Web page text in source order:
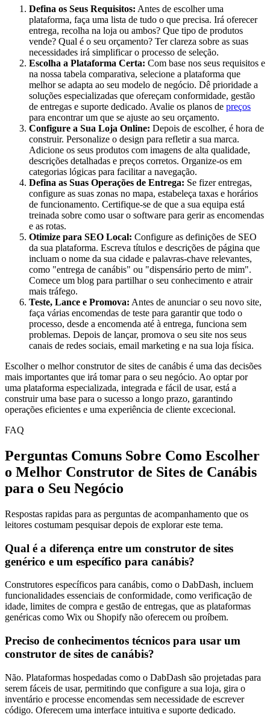
Defina os Seus Requisitos: Antes de escolher uma
plataforma, faça uma lista de tudo o que precisa. Irá oferecer
entrega, recolha na loja ou ambos? Que tipo de produtos
vende? Qual é o seu orçamento? Ter clareza sobre as suas
necessidades irá simplificar o processo de seleção.
Escolha a Plataforma Certa: Com base nos seus requisitos e
na nossa tabela comparativa, selecione a plataforma que
melhor se adapta ao seu modelo de negócio. Dê prioridade a
soluções especializadas que ofereçam conformidade, gestão
de entregas e suporte dedicado. Avalie os planos de preços
para encontrar um que se ajuste ao seu orçamento.
Configure a Sua Loja Online: Depois de escolher, é hora de
construir. Personalize o design para refletir a sua marca.
Adicione os seus produtos com imagens de alta qualidade,
descrições detalhadas e preços corretos. Organize-os em
categorias lógicas para facilitar a navegação.
Defina as Suas Operações de Entrega: Se fizer entregas,
configure as suas zonas no mapa, estabeleça taxas e horários
de funcionamento. Certifique-se de que a sua equipa está
treinada sobre como usar o software para gerir as encomendas
e as rotas.
Otimize para SEO Local: Configure as definições de SEO
da sua plataforma. Escreva títulos e descrições de página que
incluam o nome da sua cidade e palavras-chave relevantes,
como "entrega de canábis" ou "dispensário perto de mim".
Comece um blog para partilhar o seu conhecimento e atrair
mais tráfego.
Teste, Lance e Promova: Antes de anunciar o seu novo site,
faça várias encomendas de teste para garantir que todo o
processo, desde a encomenda até à entrega, funciona sem
problemas. Depois de lançar, promova o seu site nos seus
canais de redes sociais, email marketing e na sua loja física.
Escolher o melhor construtor de sites de canábis é uma das decisões
mais importantes que irá tomar para o seu negócio. Ao optar por
uma plataforma especializada, integrada e fácil de usar, está a
construir uma base para o sucesso a longo prazo, garantindo
operações eficientes e uma experiência de cliente excecional.
FAQ
Perguntas Comuns Sobre Como Escolher
o Melhor Construtor de Sites de Canábis
para o Seu Negócio
Respostas rapidas para as perguntas de acompanhamento que os
leitores costumam pesquisar depois de explorar este tema.
Qual é a diferença entre um construtor de sites
genérico e um específico para canábis?
Construtores específicos para canábis, como o DabDash, incluem
funcionalidades essenciais de conformidade, como verificação de
idade, limites de compra e gestão de entregas, que as plataformas
genéricas como Wix ou Shopify não oferecem ou proíbem.
Preciso de conhecimentos técnicos para usar um
construtor de sites de canábis?
Não. Plataformas hospedadas como o DabDash são projetadas para
serem fáceis de usar, permitindo que configure a sua loja, gira o
inventário e processe encomendas sem necessidade de escrever
código. Oferecem uma interface intuitiva e suporte dedicado.